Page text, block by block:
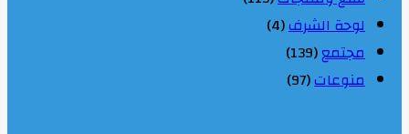
لوحة الشرف(4)
مجتمع(139)
منوعات(97)